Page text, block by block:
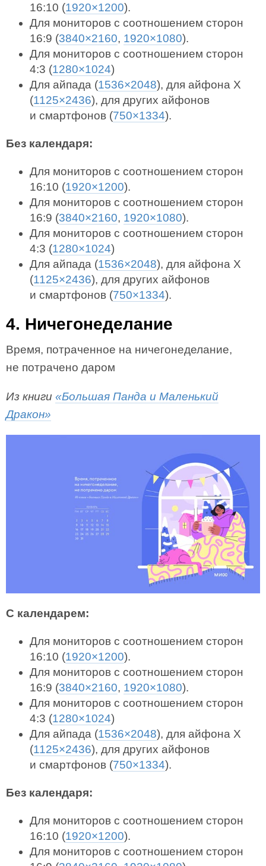
16:10 (1920×1200).
Для мониторов с соотношением сторон
16:9 (3840×2160, 1920×1080).
Для мониторов с соотношением сторон
4:3 (1280×1024)
Для айпада (1536×2048), для айфона X
(1125×2436), для других айфонов
и смартфонов (750×1334).
Без календаря:
Для мониторов с соотношением сторон
16:10 (1920×1200).
Для мониторов с соотношением сторон
16:9 (3840×2160, 1920×1080).
Для мониторов с соотношением сторон
4:3 (1280×1024)
Для айпада (1536×2048), для айфона X
(1125×2436), для других айфонов
и смартфонов (750×1334).
4. Ничегонеделание
Время, потраченное на ничегонеделание,
не потрачено даром
Из книги «Большая Панда и Маленький
Дракон»
С календарем:
Для мониторов с соотношением сторон
16:10 (1920×1200).
Для мониторов с соотношением сторон
16:9 (3840×2160, 1920×1080).
Для мониторов с соотношением сторон
4:3 (1280×1024)
Для айпада (1536×2048), для айфона X
(1125×2436), для других айфонов
и смартфонов (750×1334).
Без календаря:
Для мониторов с соотношением сторон
16:10 (1920×1200).
Для мониторов с соотношением сторон